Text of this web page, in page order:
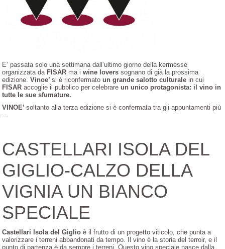
E’ passata solo una settimana dall’ultimo giorno della kermesse
organizzata da FISAR ma iwine lovers sognano di già la prossima
edizione.Vinoe’si è riconfermato un grande salotto culturale in cui
FISAR accoglie il pubblico per celebrare un unico protagonista: il vino in
tutte le sue sfumature.
VINOE’soltanto alla terza edizione si è confermata tra gli appuntamenti più
…
CASTELLARI ISOLA DEL
GIGLIO-CALZO DELLA
VIGNIA UN BIANCO
SPECIALE
Castellari Isola del Giglio è il frutto di un progetto viticolo, che punta a
valorizzare i terreni abbandonati da tempo. Il vino è la storia del terroir, e il
punto di partenza è da sempre i terreni. Questo vino speciale nasce dalla